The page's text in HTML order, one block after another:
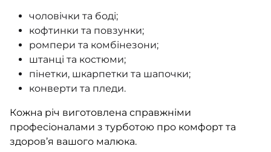
чоловічки та боді;
кофтинки та повзунки;
ромпери та комбінезони;
штанці та костюми;
пінетки, шкарпетки та шапочки;
конверти та пледи.
Кожна річ виготовлена справжніми
професіоналами з турботою про комфорт та
здоров’я вашого малюка.